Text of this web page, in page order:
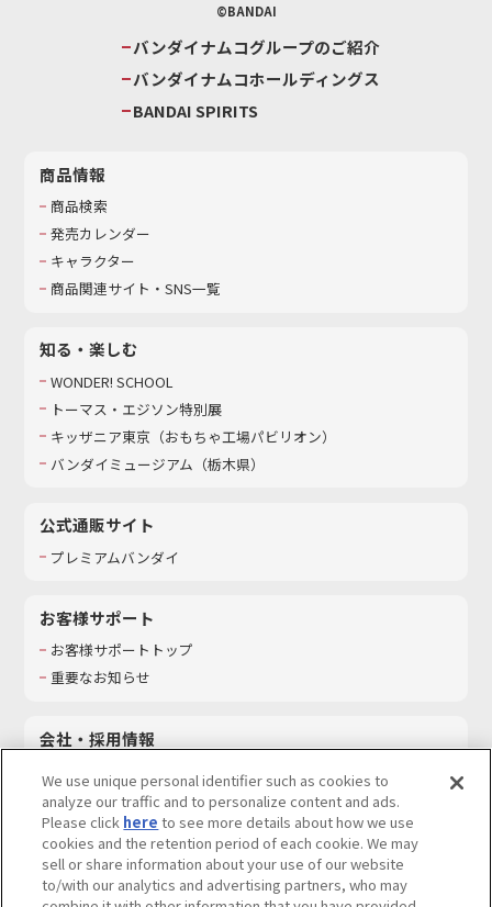
©BANDAI
バンダイナムコグループのご紹介
バンダイナムコホールディングス
BANDAI SPIRITS
商品情報
商品検索
発売カレンダー
キャラクター
商品関連サイト・SNS一覧
知る・楽しむ
WONDER! SCHOOL
トーマス・エジソン特別展
キッザニア東京（おもちゃ工場パビリオン）​
バンダイミュージアム（栃木県）
公式通販サイト
プレミアムバンダイ
お客様サポート
お客様サポートトップ
重要なお知らせ
会社・採用情報
採用情報
サステナビリティ
お問い合わせ
We use unique personal identifier such as cookies to
analyze our traffic and to personalize content and ads.
Please click here to see more details about how we use
cookies and the retention period of each cookie. We may
sell or share information about your use of our website
to/with our analytics and advertising partners, who may